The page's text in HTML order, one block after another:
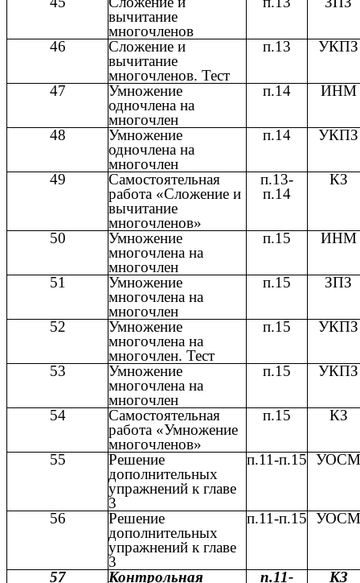
вычитание
многочленов
46
Сложение и
вычитание
многочленов. Тест
п.13 УКПЗ
47
Умножение
одночлена на
многочлен
п.14 ИНМ
48
Умножение
одночлена на
многочлен
п.14 УКПЗ
49
Самостоятельная
работа «Сложение и
вычитание
многочленов»
п.13-
п.14
КЗ
50
Умножение
многочлена на
многочлен
п.15 ИНМ
51
Умножение
многочлена на
многочлен
п.15 ЗПЗ
52
Умножение
многочлена на
многочлен. Тест
п.15 УКПЗ
53
Умножение
многочлена на
многочлен
п.15 УКПЗ
54
Самостоятельная
работа «Умножение
многочленов»
п.15 КЗ
55
Решение
дополнительных
упражнений к главе
3
п.11-п.15 УОСМ
56
Решение
дополнительных
упражнений к главе
3
п.11-п.15 УОСМ
57 Контрольная п.11- КЗ